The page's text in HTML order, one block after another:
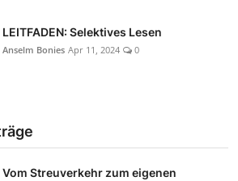
LEITFADEN: Selektives Lesen
Anselm Bonies Apr 11, 2024 0
Vom Streuverkehr zum eigenen